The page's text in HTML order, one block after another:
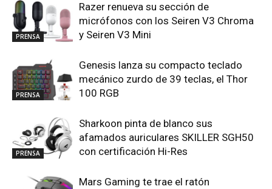
PRENSA
Razer renueva su sección de
micrófonos con los Seiren V3 Chroma
y Seiren V3 Mini
PRENSA
Genesis lanza su compacto teclado
mecánico zurdo de 39 teclas, el Thor
100 RGB
PRENSA
Sharkoon pinta de blanco sus
afamados auriculares SKILLER SGH50
con certificación Hi-Res
Mars Gaming te trae el ratón